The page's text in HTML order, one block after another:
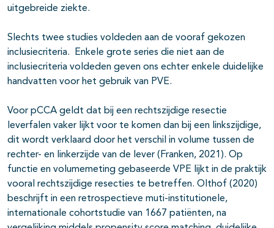
uitgebreide ziekte.
Slechts twee studies voldeden aan de vooraf gekozen
inclusiecriteria. Enkele grote series die niet aan de
inclusiecriteria voldeden geven ons echter enkele duidelijke
handvatten voor het gebruik van PVE.
Voor pCCA geldt dat bij een rechtszijdige resectie
leverfalen vaker lijkt voor te komen dan bij een linkszijdige,
dit wordt verklaard door het verschil in volume tussen de
rechter- en linkerzijde van de lever (Franken, 2021). Op
functie en volumemeting gebaseerde VPE lijkt in de praktijk
vooral rechtszijdige resecties te betreffen. Olthof (2020)
beschrijft in een retrospectieve muti-institutionele,
internationale cohortstudie van 1667 patiënten, na